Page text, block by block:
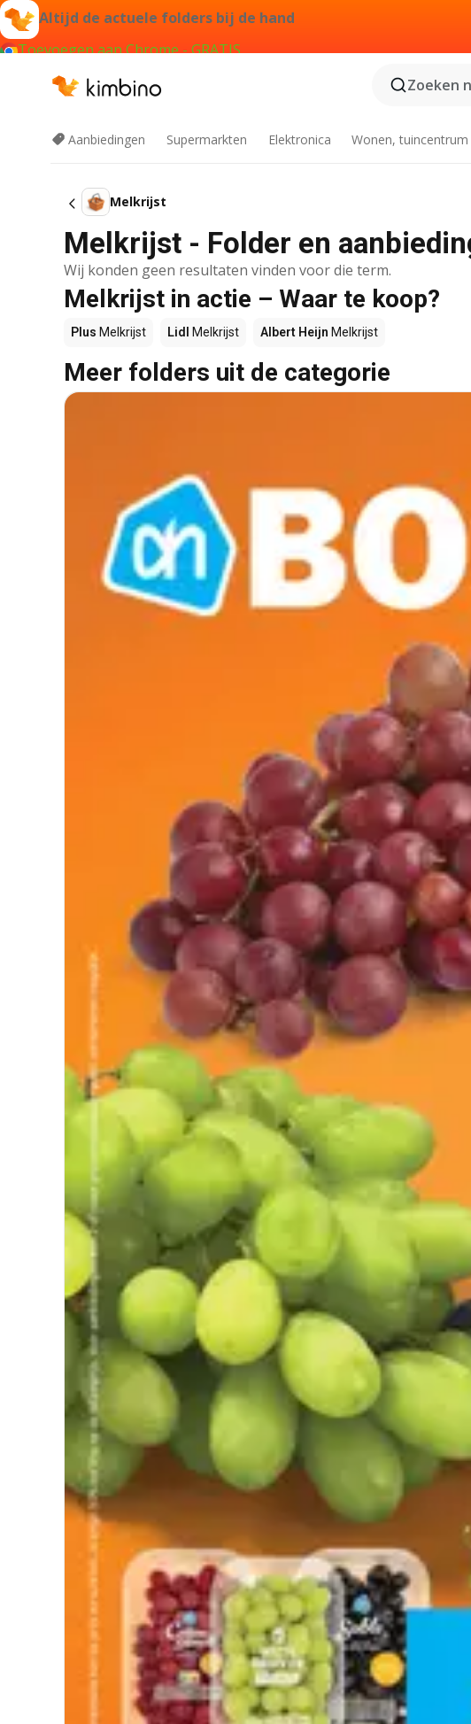
Altijd de actuele folders bij de hand
Toevoegen aan Chrome - GRATIS
Zoeken
Aanbiedingen Supermarkten Elektronica Wonen, tuincentrum
Melkrijst
Melkrijst - Folder en
Wij konden geen resultaten vinden voor die term.
Melkrijst in actie – Waar te koop?
Plus Melkrijst Lidl Melkrijst Albert Heijn Melkrijst
Meer folders uit de categorie